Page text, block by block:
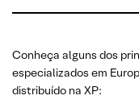
Conheça alguns dos
especializados em
distribuído na XP: